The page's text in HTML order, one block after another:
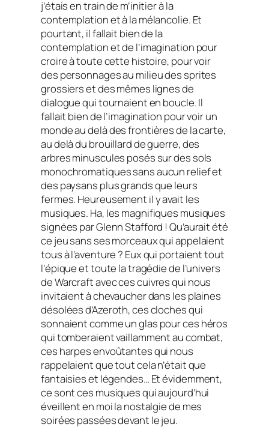
j’étais en train de m’initier à la
contemplation et à la mélancolie. Et
pourtant, il fallait bien de la
contemplation et de l’imagination pour
croire à toute cette histoire, pour voir
des personnages au milieu des sprites
grossiers et des mêmes lignes de
dialogue qui tournaient en boucle. Il
fallait bien de l’imagination pour voir un
monde au delà des frontières de la carte,
au delà du brouillard de guerre, des
arbres minuscules posés sur des sols
monochromatiques sans aucun relief et
des paysans plus grands que leurs
fermes. Heureusement il y avait les
musiques. Ha, les magnifiques musiques
signées par Glenn Stafford ! Qu’aurait été
ce jeu sans ses morceaux qui appelaient
tous à l’aventure ? Eux qui portaient tout
l’épique et toute la tragédie de l’univers
deWarcraftavec ces cuivres qui nous
invitaient à chevaucher dans les plaines
désolées d’Azeroth, ces cloches qui
sonnaient comme un glas pour ces héros
qui tomberaient vaillamment au combat,
ces harpes envoûtantes qui nous
rappelaient que tout cela n’était que
fantaisies et légendes… Et évidemment,
ce sont ces musiques qui aujourd’hui
éveillent en moi la nostalgie de mes
soirées passées devant le jeu.